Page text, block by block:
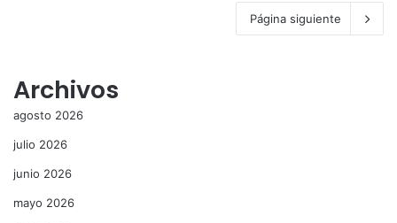
Página siguiente
Archivos
agosto 2026
julio 2026
junio 2026
mayo 2026